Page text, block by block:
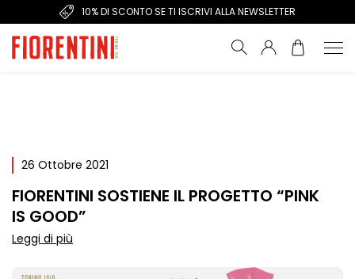
10% DI SCONTO SE TI ISCRIVI ALLA NEWSLETTER
26 Ottobre 2021
FIORENTINI SOSTIENE IL PROGETTO “PINK
IS GOOD”
Leggi di più